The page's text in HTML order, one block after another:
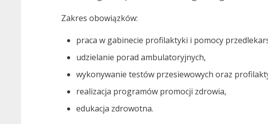
Zakres obowiązków:
praca w gabinecie profilaktyki i pomocy
udzielanie porad ambulatoryjnych,
wykonywanie testów przesiewowych oraz
realizacja programów promocji zdrowia,
edukacja zdrowotna.